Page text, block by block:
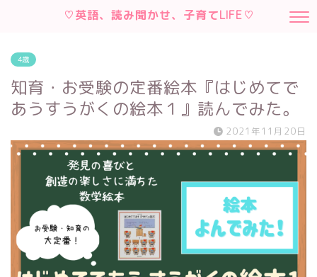
♡英語、読み聞かせ、子育てLIFE♡
4歳
知育・お受験の定番絵本『はじめてで
あうすうがくの絵本１』読んでみた。
2021年11月20日